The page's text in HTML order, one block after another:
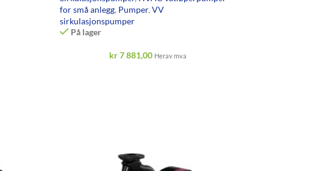
for små anlegg, Pumper, VV
sirkulasjonspumper
På lager
kr7 881,00 Herav mva